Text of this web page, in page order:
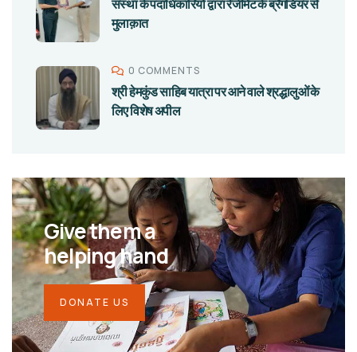
संस्था के पदाधिकारियो द्वारा रेजीमेंट के ब्रैगडियर से
मुलाक़ात
0 COMMENTS
श्री हेमकुंड साहिब यात्रा पर आने वाले श्रद्धालुओं के
लिए विशेष अपील
Give them a
helping hand
DONATE US